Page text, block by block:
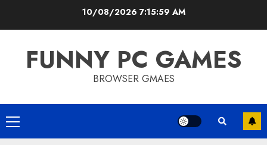
10/08/2026 7:16:00 AM
FUNNY PC GAMES
BROWSER GMAES
Primary
Menu